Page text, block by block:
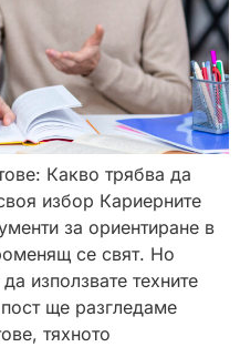
Какво трябва да
избор Кариерните
за ориентиране в
се свят. Но
използвате техните
ще разгледаме
тяхното